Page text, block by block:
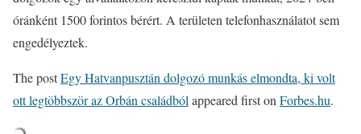
óránként 1500 forintos bérért. A területen telefonhasználatot sem
engedélyeztek.
The postEgy Hatvanpusztán dolgozó munkás elmondta, ki volt
ott legtöbbször az Orbán családból appeared first on Forbes.hu.